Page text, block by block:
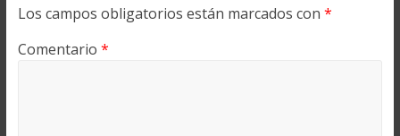
Los campos obligatorios están marcados con *
Comentario *